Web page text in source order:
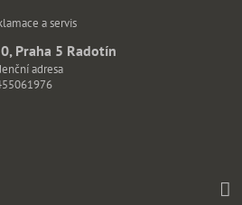
a servis
Praha 5 Radotín
adresa